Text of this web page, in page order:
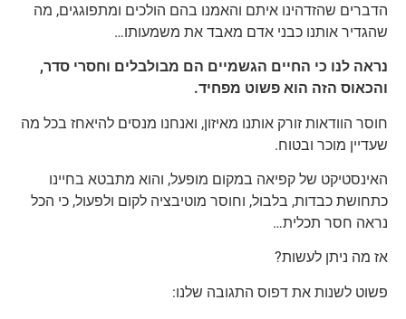
הדברים שהזדהינו איתם והאמנו בהם הולכים ומתפוגגים, מה
שהגדיר אותנו כבני אדם מאבד את משמעותו…
נראה לנו כי החיים הגשמיים הם מבולבלים וחסרי סדר,
והכאוס הזה הוא פשוט מפחיד.
חוסר הוודאות זורק אותנו מאיזון, ואנחנו מנסים להיאחז בכל מה
שעדיין מוכר ובטוח.
האינסטיקט של קפיאה במקום מופעל, והוא מתבטא בחיינו
כתחושת כבדות, בלבול, וחוסר מוטיבציה לקום ולפעול, כי הכל
נראה חסר תכלית…
אז מה ניתן לעשות?
פשוט לשנות את דפוס התגובה שלנו: